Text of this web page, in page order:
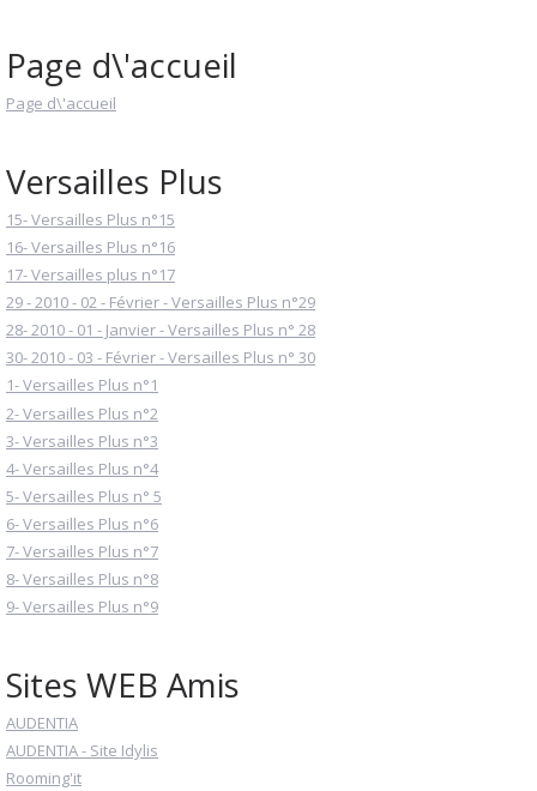
Page d\'accueil
Page d\'accueil
Versailles Plus
15- Versailles Plus n°15
16- Versailles Plus n°16
17- Versailles plus n°17
29 - 2010 - 02 - Février - Versailles Plus n°29
28- 2010 - 01 - Janvier - Versailles Plus n° 28
30- 2010 - 03 - Février - Versailles Plus n° 30
1- Versailles Plus n°1
2- Versailles Plus n°2
3- Versailles Plus n°3
4- Versailles Plus n°4
5- Versailles Plus n° 5
6- Versailles Plus n°6
7- Versailles Plus n°7
8- Versailles Plus n°8
9- Versailles Plus n°9
Sites WEB Amis
AUDENTIA
AUDENTIA - Site Idylis
Rooming'it